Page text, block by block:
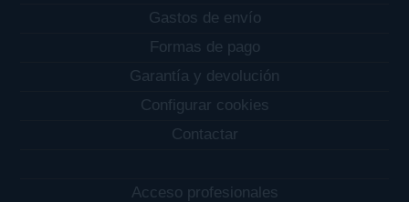
Gastos de envío
Formas de pago
Garantía y devolución
Configurar cookies
Contactar
Acceso profesionales